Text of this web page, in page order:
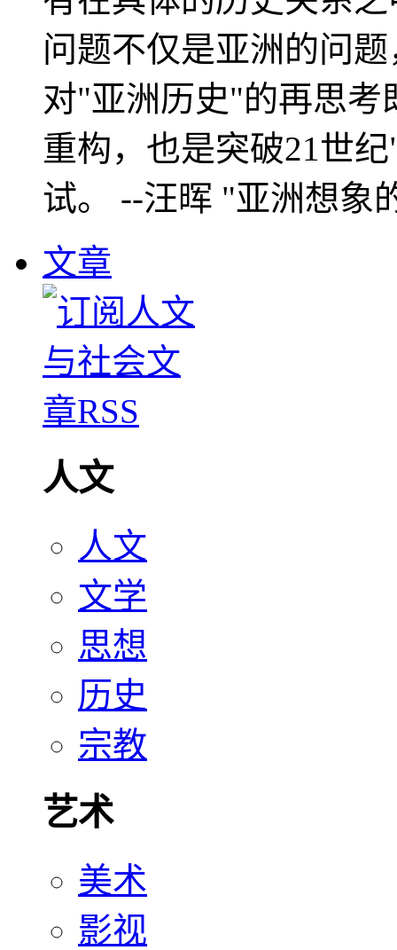
问题不仅是亚洲的问
对"亚洲历史"的再思考
重构，也是突破21世
试。 --汪晖 "亚洲想象
文章
人文
人文
文学
思想
历史
宗教
艺术
美术
影视